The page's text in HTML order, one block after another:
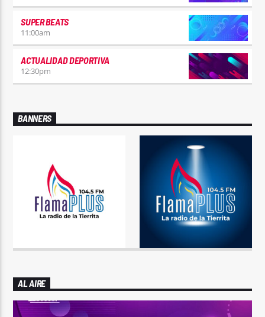
SUPER BEATS
11:00am
ACTUALIDAD DEPORTIVA
12:30pm
BANNERS
AL AIRE